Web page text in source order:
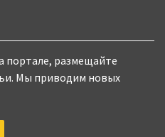
портале, размещайте
Мы приводим новых